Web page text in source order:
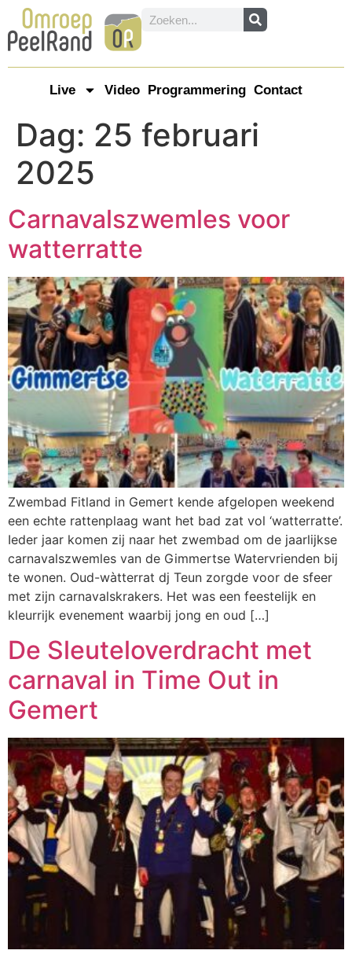
Live Video Programmering Contact
Dag: 25 februari
2025
Carnavalszwemles voor
watterratte
Zwembad Fitland in Gemert kende afgelopen weekend
een echte rattenplaag want het bad zat vol ‘watterratte’.
Ieder jaar komen zij naar het zwembad om de jaarlijkse
carnavalszwemles van de Gimmertse Watervrienden bij
te wonen. Oud-wàtterrat dj Teun zorgde voor de sfeer
met zijn carnavalskrakers. Het was een feestelijk en
kleurrijk evenement waarbij jong en oud […]
De Sleuteloverdracht met
carnaval in Time Out in
Gemert